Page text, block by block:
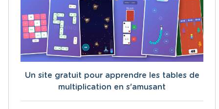
Un site gratuit pour apprendre les tables de
multiplication en s'amusant